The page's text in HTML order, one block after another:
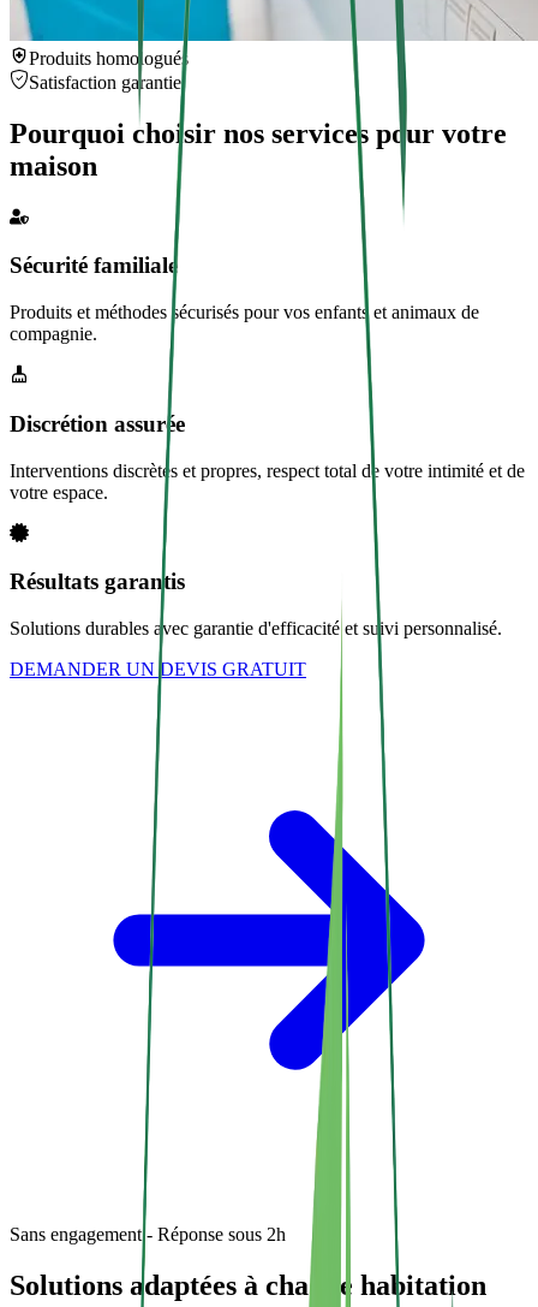
Produits homologués
Satisfaction garantie
Pourquoi choisir nos services pour votre
maison
Sécurité familiale
Produits et méthodes sécurisés pour vos enfants et animaux de
compagnie.
Discrétion assurée
Interventions discrètes et propres, respect total de votre intimité et de
votre espace.
Résultats garantis
Solutions durables avec garantie d'efficacité et suivi personnalisé.
DEMANDER UN DEVIS GRATUIT
Sans engagement - Réponse sous 2h
Solutions adaptées à chaque habitation